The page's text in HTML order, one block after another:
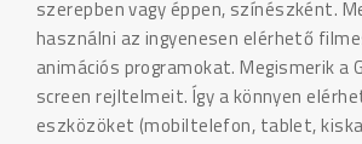
szerepben vagy éppen, színészként.
használni az ingyenesen elérhető
animációs programokat. Megismerik a
screen rejltelmeit. Így a könnyen
eszközöket (mobiltelefon, tablet,